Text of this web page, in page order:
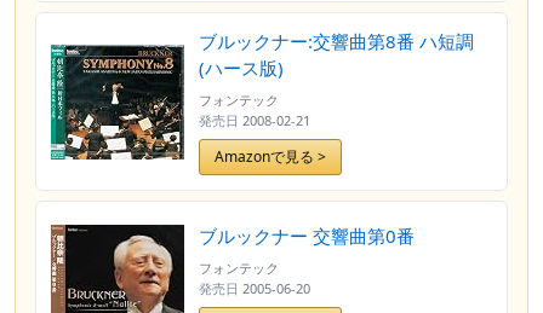
ブルックナー:交響曲第8番 ハ短調
(ハース版)
フォンテック
発売日 2008-02-21
Amazonで見る >
ブルックナー 交響曲第0番
フォンテック
発売日 2005-06-20